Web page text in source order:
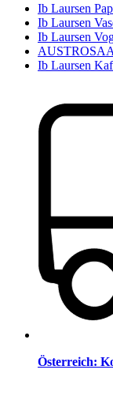
Ib Laursen
Ib Laursen
Ib Laursen
Ib Laursen
Österreich: